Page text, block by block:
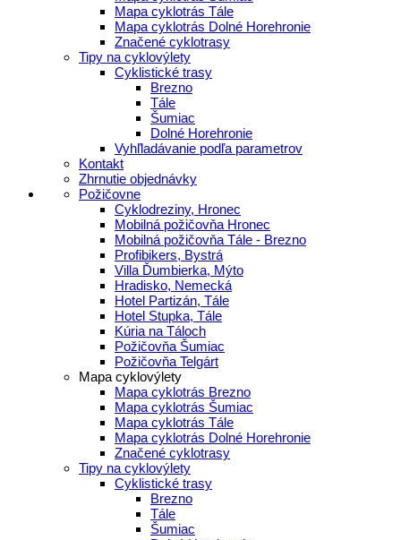
Mapa cyklotrás Tále
Mapa cyklotrás Dolné Horehronie
Značené cyklotrasy
Tipy na cyklovýlety
Cyklistické trasy
Brezno
Tále
Šumiac
Dolné Horehronie
Vyhľladávanie podľa parametrov
Kontakt
Zhrnutie objednávky
Požičovne
Cyklodreziny, Hronec
Mobilná požičovňa Hronec
Mobilná požičovňa Tále - Brezno
Profibikers, Bystrá
Villa Ďumbierka, Mýto
Hradisko, Nemecká
Hotel Partizán, Tále
Hotel Stupka, Tále
Kúria na Táloch
Požičovňa Šumiac
Požičovňa Telgárt
Mapa cyklovýlety
Mapa cyklotrás Brezno
Mapa cyklotrás Šumiac
Mapa cyklotrás Tále
Mapa cyklotrás Dolné Horehronie
Značené cyklotrasy
Tipy na cyklovýlety
Cyklistické trasy
Brezno
Tále
Šumiac